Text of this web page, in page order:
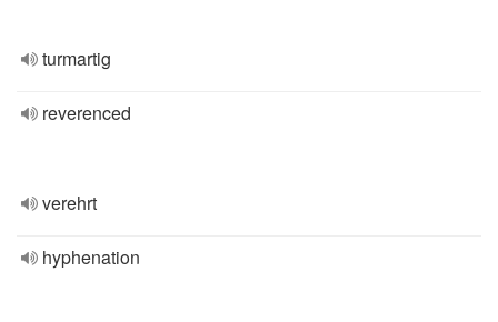
turmartig
reverenced
verehrt
hyphenation